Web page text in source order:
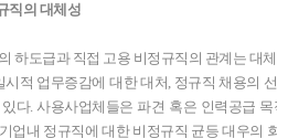
직의 대체성
하도급과 직접 고용 비정규직의 관계는 대체
시적 업무증감에 대한 대처, 정규직 채용의 선
다. 사용사업체들은 파견 혹은 인력공급 목
업내 정규직에 대한 비정규직 균등 대우의 회